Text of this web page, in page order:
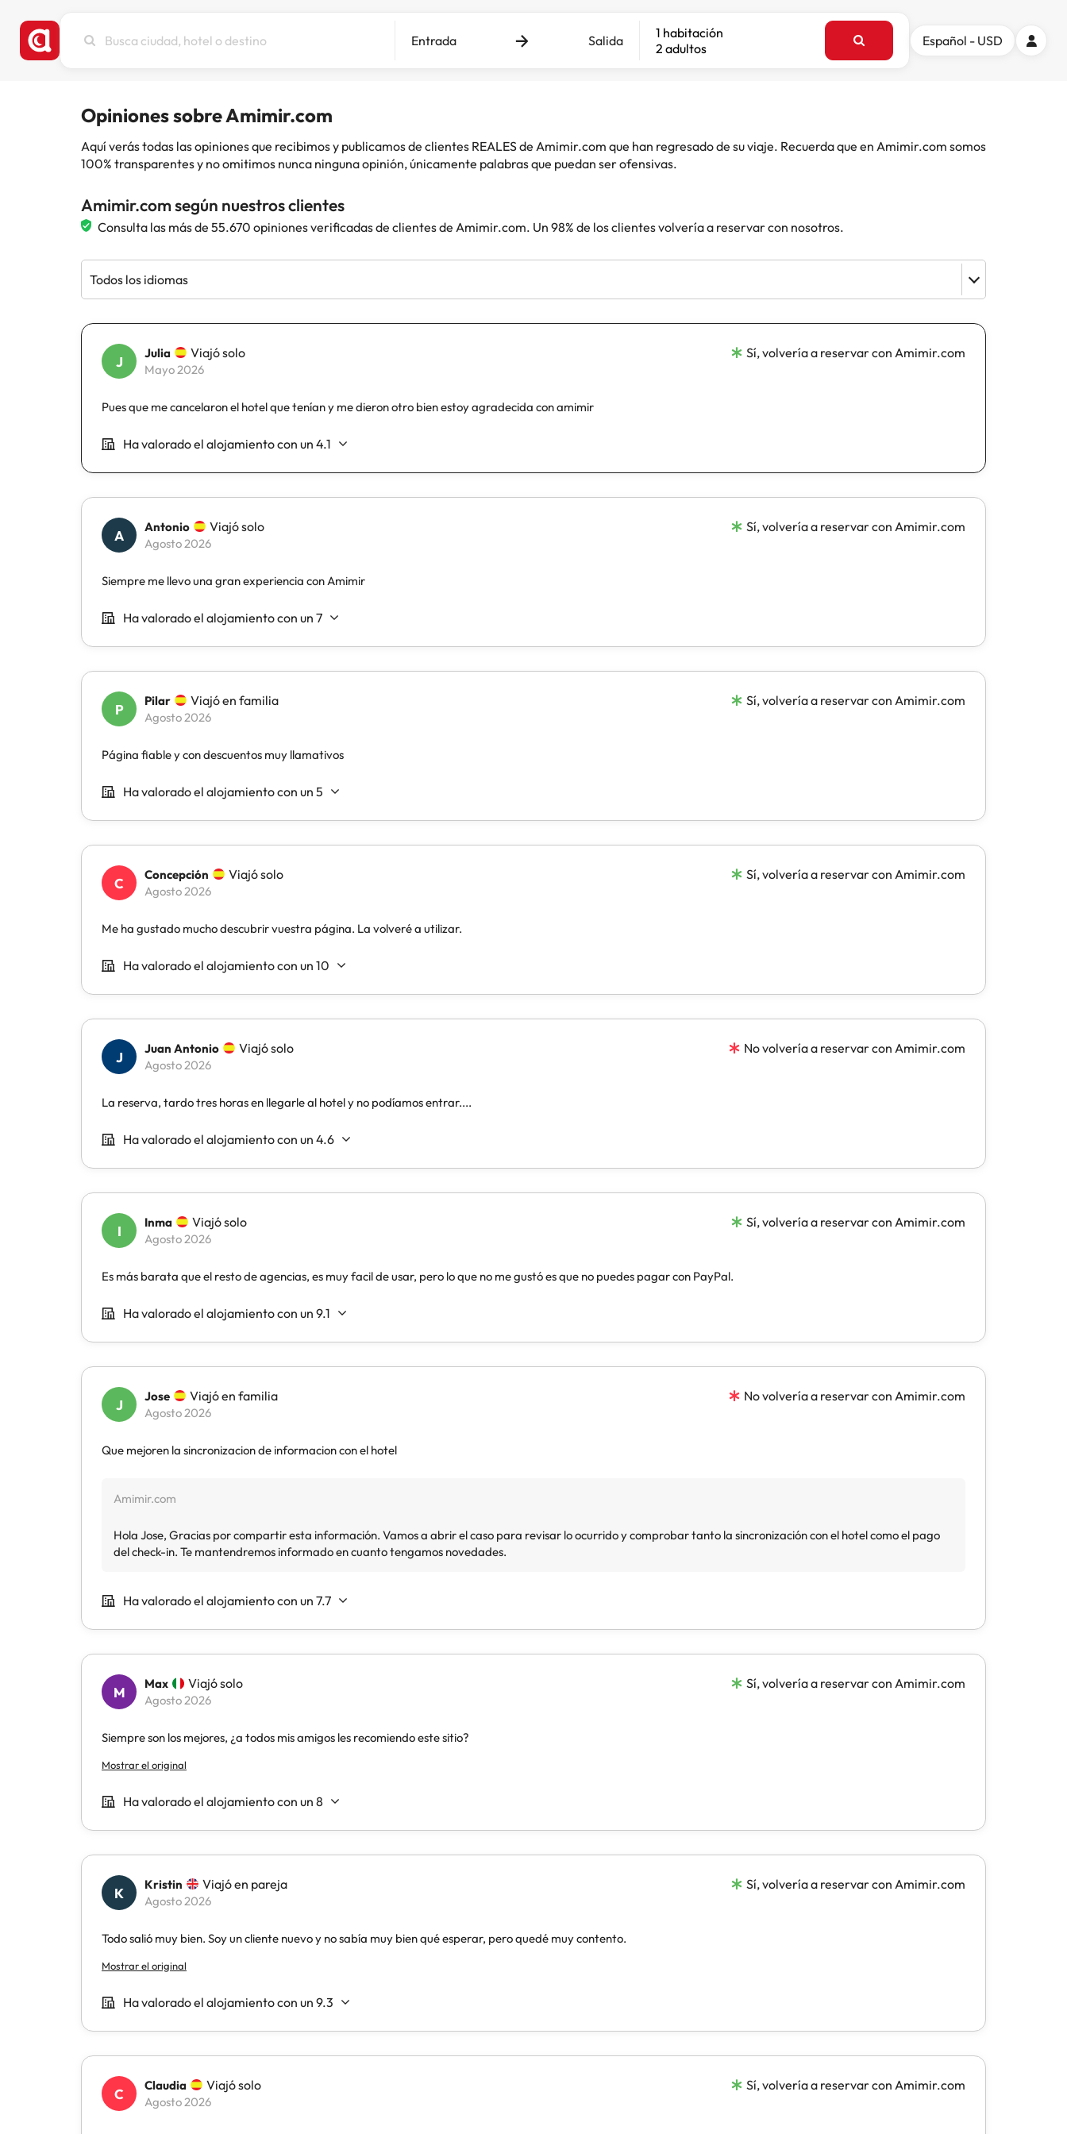
ciudad,
Entrada Salida
1 habitación
2 adultos
Español - USD
Opiniones sobre Amimir.com
Aquí verás todas las opiniones que recibimos y publicamos de clientes REALES de Amimir.com que han regresado de su viaje. Recuerda que en Amimir.com somos
100% transparentes y no omitimos nunca ninguna opinión, únicamente palabras que puedan ser ofensivas.
Amimir.com según nuestros clientes
Consulta las más de 55.670 opiniones verificadas de clientes de Amimir.com. Un 98% de los clientes volvería a reservar con nosotros.